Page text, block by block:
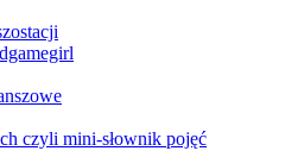
czyli mini-słownik pojęć